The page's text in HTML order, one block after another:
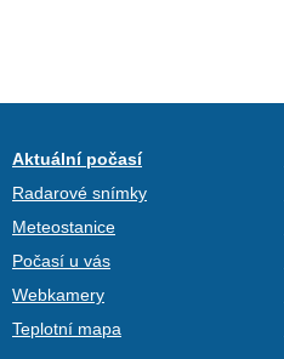
Aktuální počasí
Radarové snímky
Meteostanice
Počasí u vás
Webkamery
Teplotní mapa